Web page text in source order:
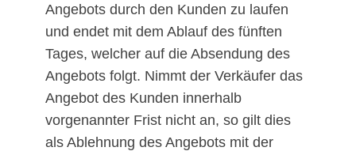
Angebots durch den Kunden zu laufen
und endet mit dem Ablauf des fünften
Tages, welcher auf die Absendung des
Angebots folgt. Nimmt der Verkäufer das
Angebot des Kunden innerhalb
vorgenannter Frist nicht an, so gilt dies
als Ablehnung des Angebots mit der